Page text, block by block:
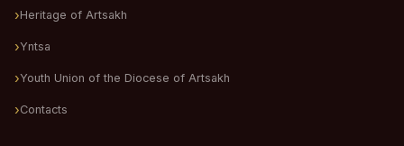
Heritage of Artsakh
Yntsa
Youth Union of the Diocese of Artsakh
Contacts